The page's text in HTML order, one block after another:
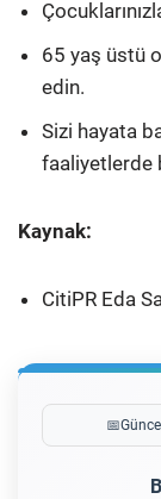
65 yaş üstü
edin.
Sizi hayata
faaliyetlerde
Kaynak:
CitiPR Eda
📅